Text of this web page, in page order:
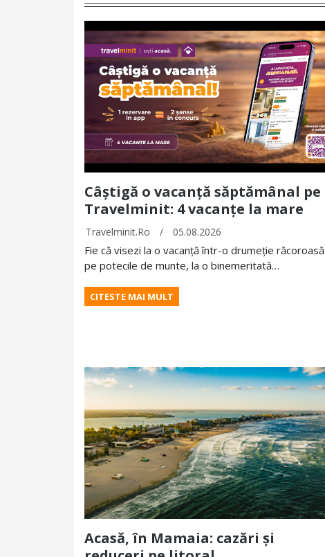
Câștigă o vacanță săptămânal pe
Travelminit: 4 vacanțe la mare
Travelminit.ro / 05.08.2026
Fie că visezi la o vacanță într-o drumeție răcoroasă
pe potecile de munte, la o binemeritată…
CITESTE MAI MULT
Acasă, în Mamaia: cazări și